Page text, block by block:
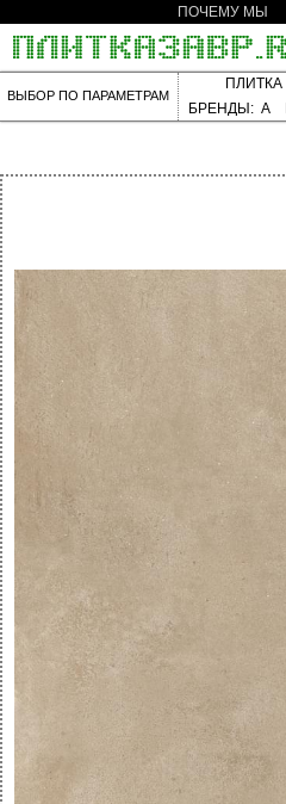
ПОЧЕМУ МЫ
ВЫБОР ПО ПАРАМЕТРАМ
ПЛИТКА
БРЕНДЫ: A